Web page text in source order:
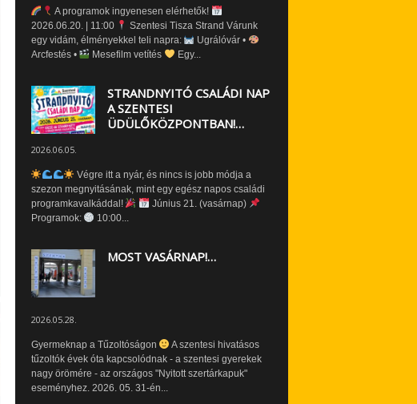
A programok ingyenesen elérhetők!
2026.06.20. | 11:00
Szentesi Tisza Strand Várunk
egy vidám, élményekkel teli napra:
Ugrálóvár •
Arcfestés •
Mesefilm vetítés Egy...
STRANDNYITÓ CSALÁDI NAP
A SZENTESI
ÜDÜLŐKÖZPONTBAN!…
2026.06.05.
Végre itt a nyár, és nincs is jobb módja a
szezon megnyitásának, mint egy egész napos családi
programkavalkáddal!
Június 21. (vasárnap)
Programok:
10:00...
MOST VASÁRNAP!…
2026.05.28.
Gyermeknap a Tűzoltóságon
A szentesi hivatásos
tűzoltók évek óta kapcsolódnak - a szentesi gyerekek
nagy örömére - az országos "Nyitott szertárkapuk"
eseményhez. 2026. 05. 31-én...